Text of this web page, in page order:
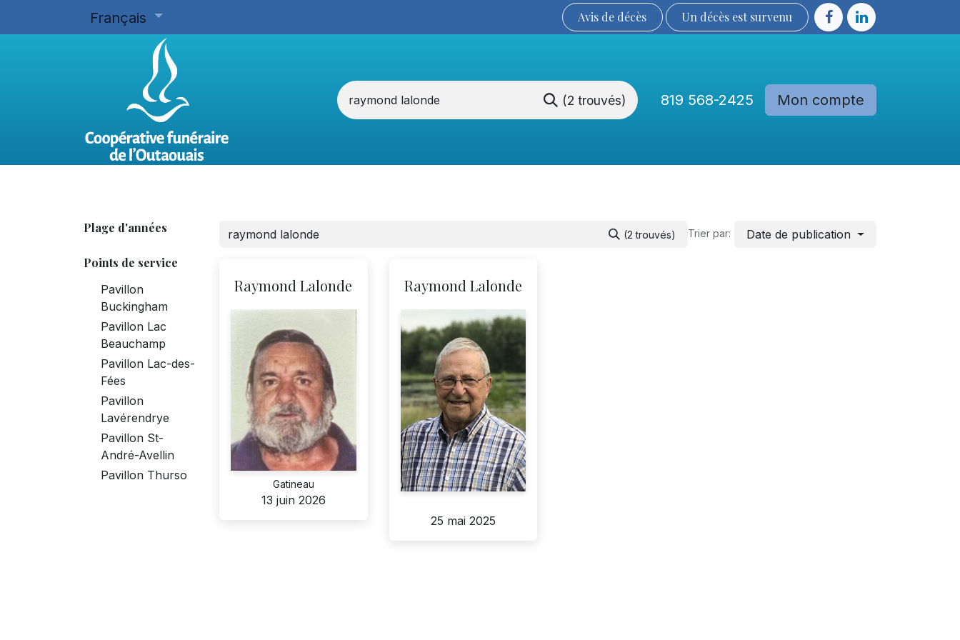
Français Avis de décès Un décès est sur​​​​​​​​ve​nu​​​​​​​​​​
(2 trouvés) 819 568-2425 Mon compte
Plage d'années
Points de service
Pavillon
Buckingham
Pavillon Lac
Beauchamp
Pavillon Lac-des-
Fées
Pavillon
Lavérendrye
Pavillon St-
André-Avellin
Pavillon Thurso
(2 trouvés) Trier par: Date de publication
Raymond Lalonde
Gatineau
13 juin 2026
Raymond Lalonde
25 mai 2025